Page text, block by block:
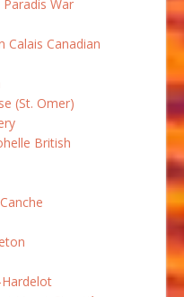
War
Calais Canadian
(St. Omer)
British